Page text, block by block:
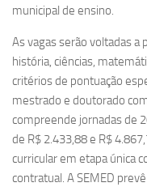
municipal de ensino.
As vagas serão voltadas a
história, ciências,
critérios de pontuação
mestrado e doutorado
compreende jornadas de
de R$ 2.433,88 e R$
curricular em etapa única
contratual. A SEMED